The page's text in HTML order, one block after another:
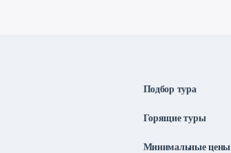
Подбор тура
Горящие туры
Минимальные цены